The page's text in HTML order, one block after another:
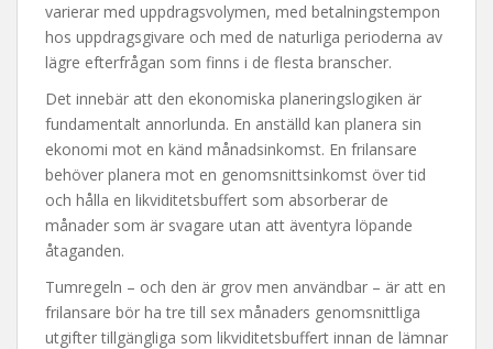
varierar med uppdragsvolymen, med betalningstempon
hos uppdragsgivare och med de naturliga perioderna av
lägre efterfrågan som finns i de flesta branscher.
Det innebär att den ekonomiska planeringslogiken är
fundamentalt annorlunda. En anställd kan planera sin
ekonomi mot en känd månadsinkomst. En frilansare
behöver planera mot en genomsnittsinkomst över tid
och hålla en likviditetsbuffert som absorberar de
månader som är svagare utan att äventyra löpande
åtaganden.
Tumregeln – och den är grov men användbar – är att en
frilansare bör ha tre till sex månaders genomsnittliga
utgifter tillgängliga som likviditetsbuffert innan de lämnar